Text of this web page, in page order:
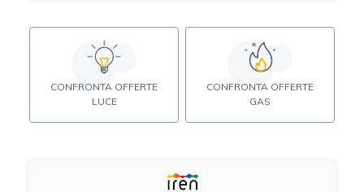
CONFRONTA OFFERTE
LUCE
CONFRONTA OFFERTE
GAS